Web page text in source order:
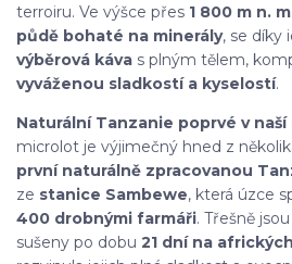
terroiru. Ve výšce přes 1 800 m n.
půdě bohaté na minerály, se díky
výběrová káva s plným tělem,
vyváženou sladkostí a kyselostí.
Naturální Tanzanie poprvé v
microlot je výjimečný hned z
první naturálně zpracovanou
ze stanice Sambewe, která úzce
400 drobnými farmáři. Třešně jsou
sušeny po dobu 21 dní na